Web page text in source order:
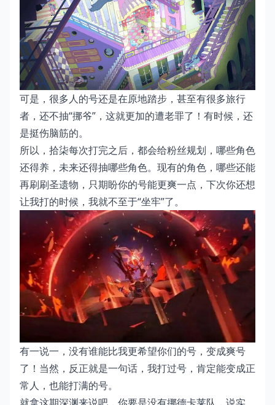
可是，很多人的号还是在原地踏步，甚至有很多旅行
者，还不抽“挪爷”，这就更加的遭老罪了！有时候，还
是挺伤脑筋的。
所以，拾柒每次打完之后，都会给粉丝规划，哪些角色
还得养，未来还得抽哪些角色。现有的角色，哪些还能
再刷刷圣遗物，只期盼你的号能更爽一点，下次你还想
让我打的时候，我就不至于“坐牢”了。
有一说一，没有谁能比我更希望你们的号，变成爽号
了！当然，反正就是一句话，我打过号，肯定能变成正
常人，也能打满的号。